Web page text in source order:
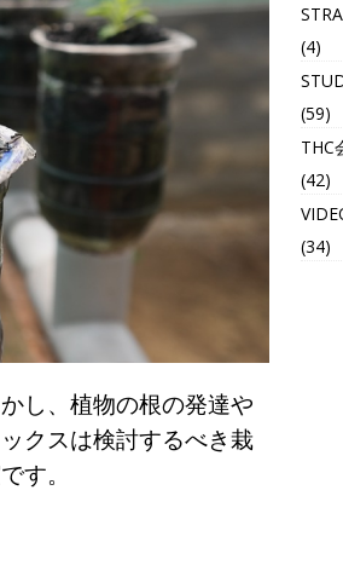
し、植物の根の発達や
クスは検討するべき栽
す。
(4)
(59)
THC
(42)
(34)